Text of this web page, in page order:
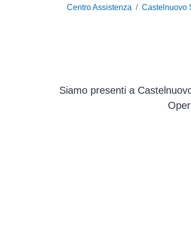
Centro Assistenza Castelnuovo
Siamo presenti a